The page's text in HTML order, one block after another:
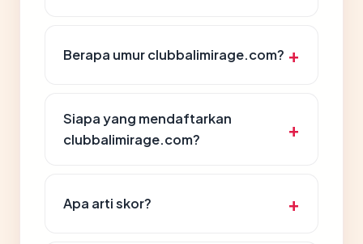
Berapa umur clubbalimirage.com?
Siapa yang mendaftarkan
clubbalimirage.com?
Apa arti skor?